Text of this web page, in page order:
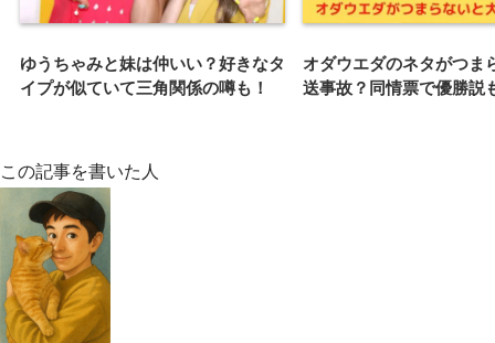
ゆうちゃみと妹は仲いい？好きなタ
イプが似ていて三角関係の噂も！
オダウエダのネタがつま
送事故？同情票で優勝説
この記事を書いた人